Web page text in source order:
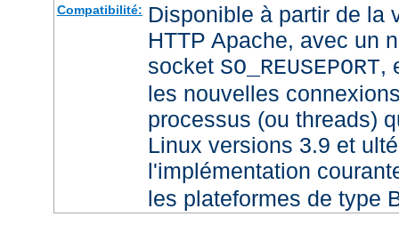
Compatibilité: Disponible à partir de la
HTTP Apache, avec un
socket SO_REUSEPORT,
les nouvelles
processus (ou threads)
Linux versions 3.9 et
l'implémentation
les plateformes de type